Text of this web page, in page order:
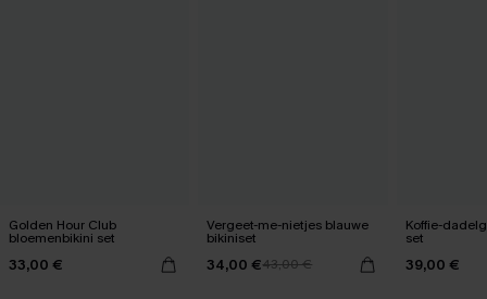
Golden Hour Club
bloemenbikini set
33,00 €
Vergeet-me-nietjes blauwe
bikiniset
34,00 €43,00 €
Koffie-
set
39,00 €